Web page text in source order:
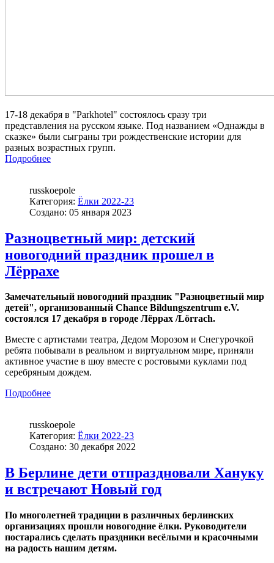
17-18 декабря в "Parkhotel" состоялось сразу три
представления на русском языке. Под названием «Однажды в
сказке» были сыграны три рождественские истории для
разных возрастных групп.
Подробнее
russkoepole
Категория: Ёлки 2022-23
Создано: 05 января 2023
Разноцветный мир: детский
новогодний праздник прошел в
Лёррахе
Замечательный новогодний праздник "Разноцветный мир
детей", организованный Chance Bildungszentrum e.V.
состоялся 17 декабря в городе Лёррах /Lörrach.
Вместе с артистами театра, Дедом Морозом и Снегурочкой
ребята побывали в реальном и виртуальном мире, приняли
активное участие в шоу вместе с ростовыми куклами под
серебряным дождем.
Подробнее
russkoepole
Категория: Ёлки 2022-23
Создано: 30 декабря 2022
В Берлине дети отпраздновали Хануку
и встречают Новый год
По многолетней традиции в различных берлинских
организациях прошли новогодние ёлки. Руководители
постарались сделать праздники весёлыми и красочными
на радость нашим детям.